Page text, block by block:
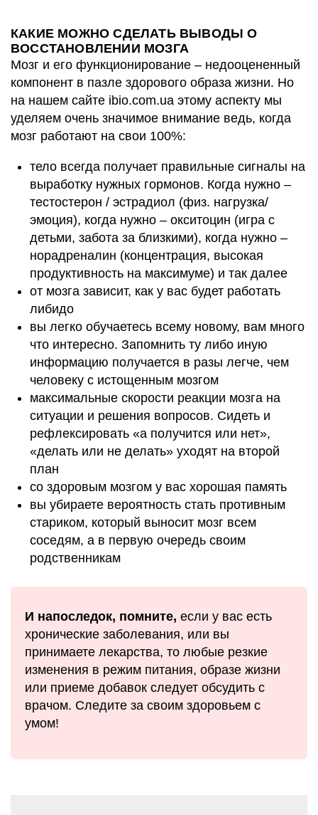
КАКИЕ МОЖНО СДЕЛАТЬ ВЫВОДЫ О
ВОССТАНОВЛЕНИИ МОЗГА
Мозг и его функционирование – недооцененный
компонент в пазле здорового образа жизни. Но
на нашем сайте ibio.com.ua этому аспекту мы
уделяем очень значимое внимание ведь, когда
мозг работают на свои 100%:
тело всегда получает правильные сигналы на
выработку нужных гормонов. Когда нужно –
тестостерон / эстрадиол (физ. нагрузка/
эмоция), когда нужно – окситоцин (игра с
детьми, забота за близкими), когда нужно –
норадреналин (концентрация, высокая
продуктивность на максимуме) и так далее
от мозга зависит, как у вас будет работать
либидо
вы легко обучаетесь всему новому, вам много
что интересно. Запомнить ту либо иную
информацию получается в разы легче, чем
человеку с истощенным мозгом
максимальные скорости реакции мозга на
ситуации и решения вопросов. Сидеть и
рефлексировать «а получится или нет»,
«делать или не делать» уходят на второй
план
со здоровым мозгом у вас хорошая память
вы убираете вероятность стать противным
стариком, который выносит мозг всем
соседям, а в первую очередь своим
родственникам
И напоследок, помните, если у вас есть
хронические заболевания, или вы
принимаете лекарства, то любые резкие
изменения в режим питания, образе жизни
или приеме добавок следует обсудить с
врачом. Следите за своим здоровьем с
умом!